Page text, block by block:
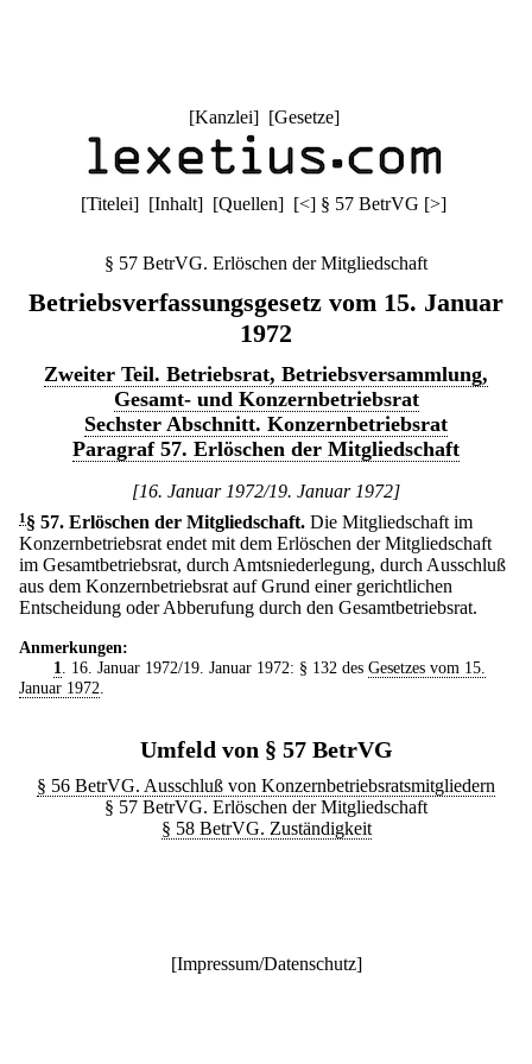
[Kanzlei] [Gesetze]
[Titelei] [Inhalt] [Quellen] [<] § 57 BetrVG [>]
§ 57 BetrVG. Erlöschen der Mitgliedschaft
Betriebsverfassungsgesetz vom 15. Januar
1972
Zweiter Teil. Betriebsrat, Betriebsversammlung,
Gesamt- und Konzernbetriebsrat
Sechster Abschnitt. Konzernbetriebsrat
Paragraf 57. Erlöschen der Mitgliedschaft
[16. Januar 1972/19. Januar 1972]
1 § 57. Erlöschen der Mitgliedschaft. Die Mitgliedschaft im
Konzernbetriebsrat endet mit dem Erlöschen der Mitgliedschaft
im Gesamtbetriebsrat, durch Amtsniederlegung, durch Ausschluß
aus dem Konzernbetriebsrat auf Grund einer gerichtlichen
Entscheidung oder Abberufung durch den Gesamtbetriebsrat.
Anmerkungen:
1
. 16. Januar 1972/19. Januar 1972: § 132 des Gesetzes vom 15.
Januar 1972
Umfeld von § 57 BetrVG
§ 56 BetrVG. Ausschluß von Konzernbetriebsratsmitgliedern
§ 57 BetrVG. Erlöschen der Mitgliedschaft
§ 58 BetrVG. Zuständigkeit
[Impressum/Datenschutz]